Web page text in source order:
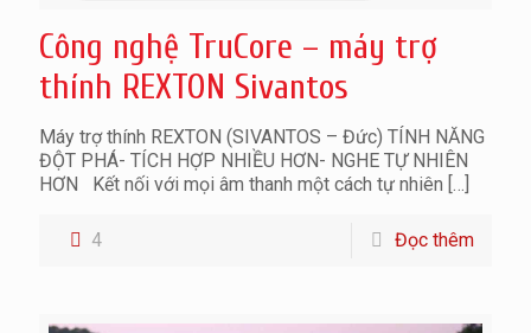
Công nghệ TruCore – máy trợ
thính REXTON Sivantos
Máy trợ thính REXTON (SIVANTOS – Đức) TÍNH NĂNG
ĐỘT PHÁ- TÍCH HỢP NHIỀU HƠN- NGHE TỰ NHIÊN
HƠN Kết nối với mọi âm thanh một cách tự nhiên […]
4 Đọc thêm